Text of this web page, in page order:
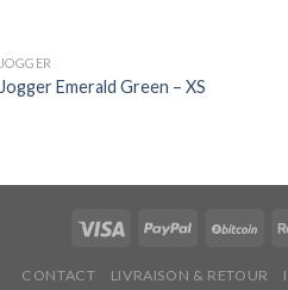
JOGGER
Jogger Emerald Green – XS
CONTACT LIVRAISON & RETOUR